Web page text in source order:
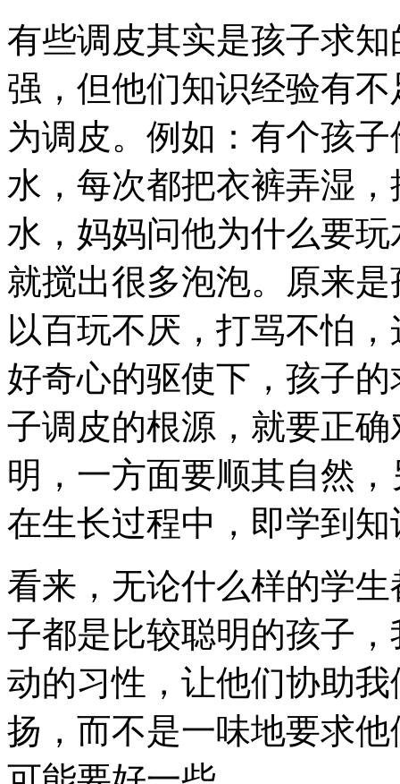
有些调皮其实是孩子求
强，但他们知识经验有
为调皮。例如：有个孩
水，每次都把衣裤弄湿
水，妈妈问他为什么要
就搅出很多泡泡。原来
以百玩不厌，打骂不怕
好奇心的驱使下，孩子
子调皮的根源，就要正
明，一方面要顺其自然
在生长过程中，即学到
看来，无论什么样的学
子都是比较聪明的孩子
动的习性，让他们协助
扬，而不是一味地要求